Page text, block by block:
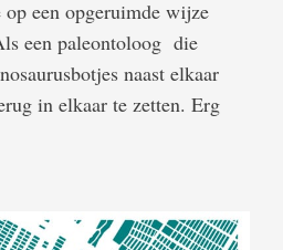
op een opgeruimde wijze
een paleontoloog die
naast elkaar
in elkaar te zetten. Erg